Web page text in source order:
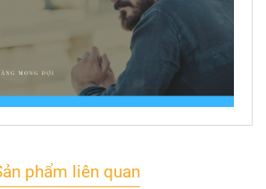
phẩm liên quan